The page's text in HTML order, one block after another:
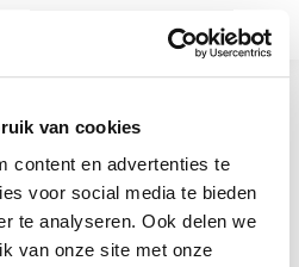
van cookies
content en advertenties te
voor social media te bieden
te analyseren. Ook delen we
van onze site met onze